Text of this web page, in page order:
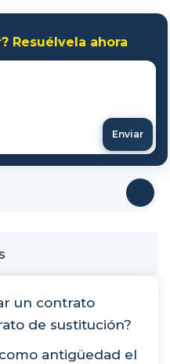
un contrato
de sustitución?
antigüedad el
Resuélvela ahora
Enviar